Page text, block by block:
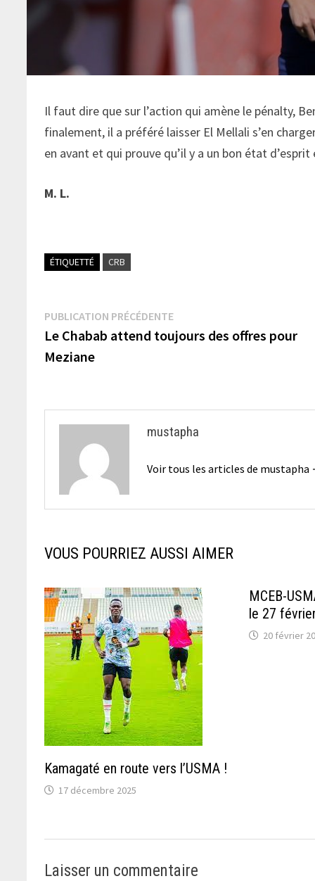
Il faut dire que sur l’action qui amène le pénalty,
finalement, il a préféré laisser El Mellali s’en
en avant et qui prouve qu’il y a un bon état
M. L.
ÉTIQUETTÉ CRB
Navigation
de
PUBLICATION PRÉCÉDENTEPublication
précédente :
Le Chabab attend toujours des offres pour
Meziane
mustapha
Voir tous les articles de
VOUS POURRIEZ AUSSI AIMER
Kamagaté en route vers l’USMA !
17 décembre 2025
MCEB-
le 27
20 février
Laisser un commentaire